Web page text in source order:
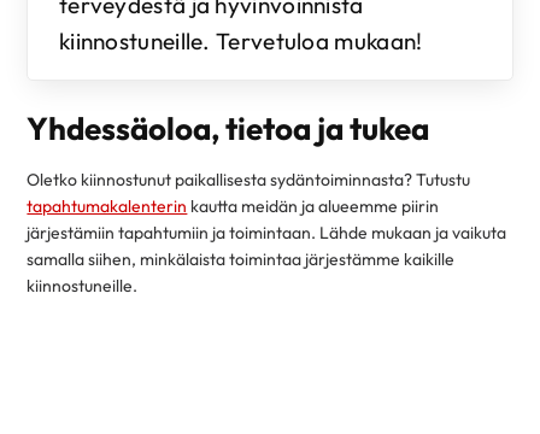
kiinnostuneille. Tervetuloa mukaan!
Yhdessäoloa, tietoa ja tukea
Oletko kiinnostunut paikallisesta sydäntoiminnasta? Tutustu
tapahtumakalenterin kautta meidän ja alueemme piirin
järjestämiin tapahtumiin ja toimintaan. Lähde mukaan ja vaikuta
samalla siihen, minkälaista toimintaa järjestämme kaikille
kiinnostuneille.